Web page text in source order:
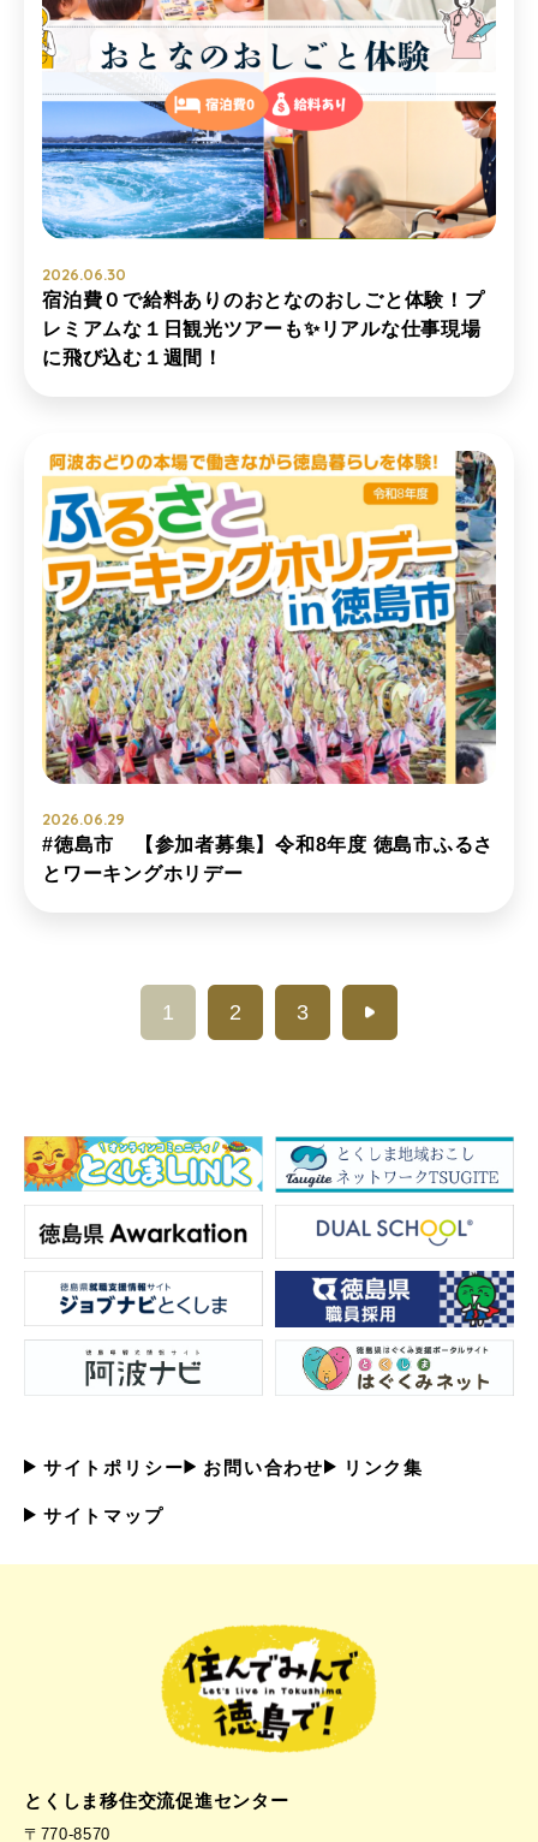
2026.06.30
宿泊費０で給料ありのおとなのおしごと体験！プ
レミアムな１日観光ツアーも✨リアルな仕事現場
に飛び込む１週間！
2026.06.29
#徳島市 【参加者募集】令和8年度 徳島市ふるさ
とワーキングホリデー
1 2 3
サイトポリシー お問い合わせ リンク集
サイトマップ
とくしま移住交流促進センター
〒770-8570